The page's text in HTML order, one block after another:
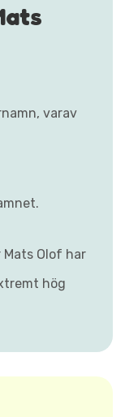
varav
Mats Olof har
hög